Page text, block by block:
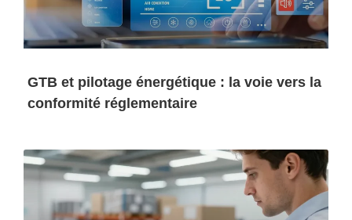
GTB et pilotage énergétique : la voie vers la
conformité réglementaire